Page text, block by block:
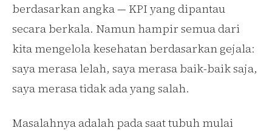
berdasarkan angka — KPI yang dipantau
secara berkala. Namun hampir semua dari
kita mengelola kesehatan berdasarkan gejala:
saya merasa lelah, saya merasa baik-baik saja,
saya merasa tidak ada yang salah.
Masalahnya adalah pada saat tubuh mulai